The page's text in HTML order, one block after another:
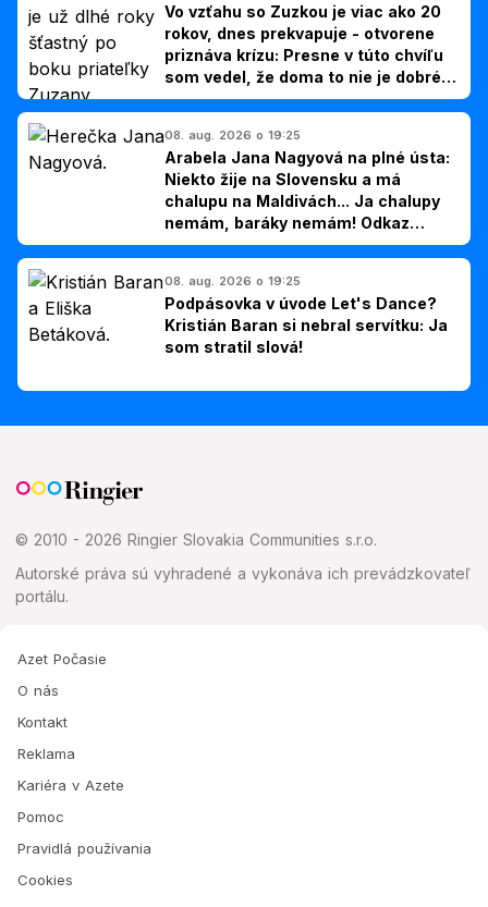
Vo vzťahu so Zuzkou je viac ako 20
rokov, dnes prekvapuje - otvorene
priznáva krízu: Presne v túto chvíľu
som vedel, že doma to nie je dobré,
hovorí Milan Ondrík
08. aug. 2026 o 19:25
Arabela Jana Nagyová na plné ústa:
Niekto žije na Slovensku a má
chalupu na Maldivách... Ja chalupy
nemám, baráky nemám! Odkaz
Slovákom
08. aug. 2026 o 19:25
Podpásovka v úvode Let's Dance?
Kristián Baran si nebral servítku: Ja
som stratil slová!
© 2010 - 2026 Ringier Slovakia Communities s.r.o.
Autorské práva sú vyhradené a vykonáva ich prevádzkovateľ
portálu.
Azet Počasie
O nás
Kontakt
Reklama
Kariéra v Azete
Pomoc
Pravidlá používania
Cookies